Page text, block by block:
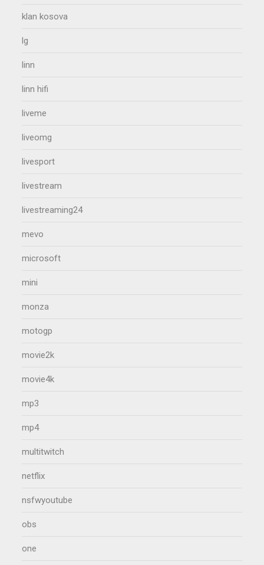
klan kosova
lg
linn
linn hifi
liveme
liveomg
livesport
livestream
livestreaming24
mevo
microsoft
mini
monza
motogp
movie2k
movie4k
mp3
mp4
multitwitch
netflix
nsfwyoutube
obs
one